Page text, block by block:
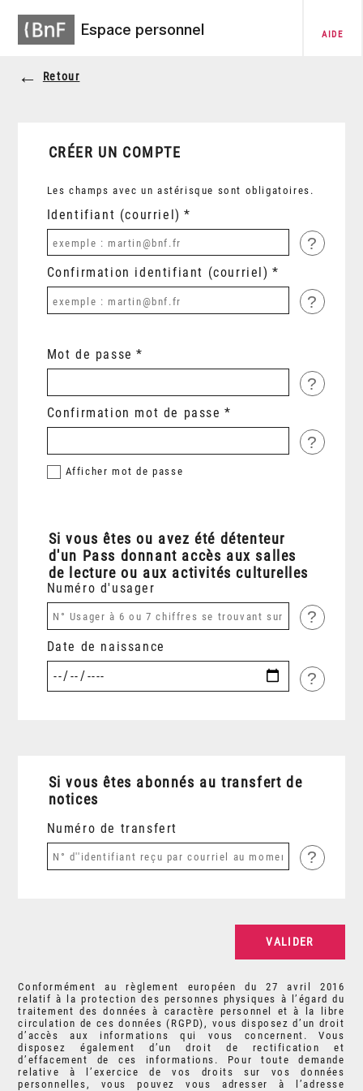
Espace personnel AIDE
Retour
CRÉER UN COMPTE
Les champs avec un astérisque sont obligatoires.
Identifiant (courriel)
?
Confirmation identifiant (courriel)
?
Mot de passe
?
Confirmation mot de passe
?
Afficher mot de passe
Si vous êtes ou avez été détenteur
d'un Pass donnant accès aux salles
de lecture ou aux activités culturelles
Numéro d'usager
?
Date de naissance
?
Si vous êtes abonnés au transfert de
notices
Numéro de transfert
?
Conformément au règlement européen du 27 avril 2016
relatif à la protection des personnes physiques à l’égard du
traitement des données à caractère personnel et à la libre
circulation de ces données (RGPD), vous disposez d’un droit
d’accès aux informations qui vous concernent. Vous
disposez également d’un droit de rectification et
d’effacement de ces informations. Pour toute demande
relative à l’exercice de vos droits sur vos données
personnelles, vous pouvez vous adresser à l’adresse